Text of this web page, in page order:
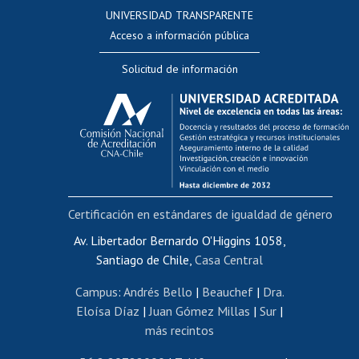
Evaluación docente
Calificación académica
Postulación al AUCAI
Funcionarias/os
Cursos internos de capacitación
Bienestar del personal
Portal de movilidad interna
Certificado de renta
Certificado de renta honorarios
Editar páginas blancas
Extranjeras/os
UNIVERSIDAD TRANSPARENTE
Acceso a información pública
Solicitud de información
Av. Libertador Bernardo O'Higgins 1058,
Santiago de Chile, Casa Central
Campus: Andrés Bello | Beauchef| Dra.
Eloísa Díaz |Juan Gómez Millas | Sur |
más recintos
Certificación en estándares de igualdad de género